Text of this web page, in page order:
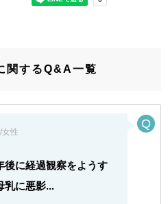
関するQ&A一覧
性
後に経過観察をようす
乳に悪影...